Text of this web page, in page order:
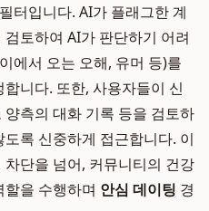
터입니다. AI가 플래그한 계
토하여 AI가 판단하기 어려
에서 오는 오해, 유머 등)를
니다. 또한, 사용자들이 신
측의 대화 기록 등을 검토하
록 신중하게 접근합니다. 이
단을 넘어, 커뮤니티의 건강
을 수행하며 안심 데이팅 경